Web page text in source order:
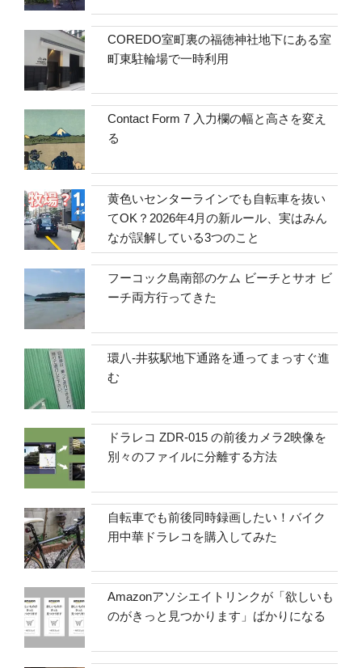
COREDO室町裏の福徳神社地下にある室
町東駐輪場で一時利用
Contact Form 7 入力欄の幅と高さを変え
る
黄色いセンターラインでも自転車を抜い
てOK？2026年4月の新ルール、実はみん
なが誤解している3つのこと
フーコック島南部のケム ビーチとサオ ビ
ーチ両方行ってきた
環八-井荻駅地下通路を通ってまっすぐ進
む
ドラレコ ZDR-015 の前後カメラ2映像を
別々のファイルに分離する方法
自転車でも前後同時録画したい！バイク
用中華ドラレコを購入してみた
Amazonアソシエイトリンクが「欲しいも
のがきっと見つかります」ばかりになる